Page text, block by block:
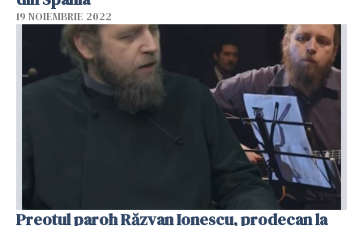
19 NOIEMBRIE 2022
Preotul paroh Răzvan Ionescu, prodecan la